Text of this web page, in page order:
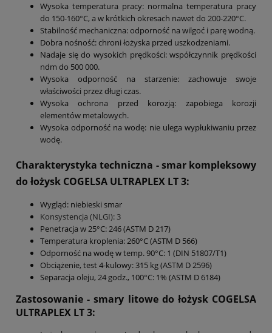
Wysoka temperatura pracy: normalna temperatura pracy
do 150-160°C, a w krótkich okresach nawet do 200-220°C.
Stabilność mechaniczna: odporność na wilgoć i parę wodną.
Dobra nośność: chroni łożyska przed uszkodzeniami.
Nadaje się do wysokich prędkości: współczynnik prędkości
ndm do 500 000.
Wysoka odporność na starzenie: zachowuje swoje
właściwości przez długi czas.
Wysoka ochrona przed korozją: zapobiega korozji
elementów metalowych.
Wysoka odporność na wodę: nie ulega wypłukiwaniu przez
wodę.
Charakterystyka techniczna - smar kompleksowy
do łożysk COGELSA ULTRAPLEX LT 3:
Wygląd: niebieski smar
Konsystencja (NLGI): 3
Penetracja w 25°C: 246 (ASTM D 217)
Temperatura kroplenia: 260°C (ASTM D 566)
Odporność na wodę w temp. 90°C: 1 (DIN 51807/T1)
Obciążenie, test 4-kulowy: 315 kg (ASTM D 2596)
Separacja oleju, 24 godz., 100°C: 1% (ASTM D 6184)
Zastosowanie - smary litowe do łożysk COGELSA
ULTRAPLEX LT 3: